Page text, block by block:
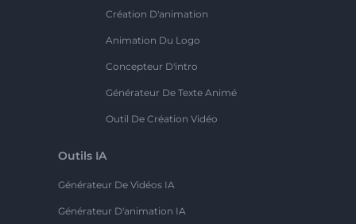
Création D'animation
Animation Du Logo
Concepteur D'intro
Générateur De Texte Animé
Outil De Création Vidéo
Outils IA
Générateur De Vidéos IA
Générateur D'animation IA